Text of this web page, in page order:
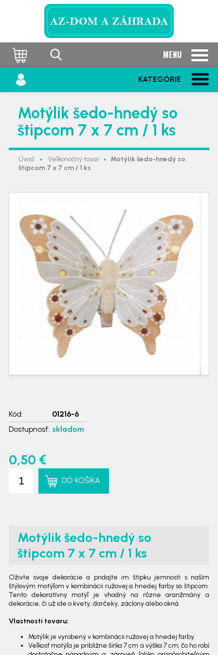
MENU
KATEGÓRIE
Motýlik šedo-hnedý so
štipcom 7 x 7 cm / 1 ks
Úvod Veľkonočný tovar
Motýlik šedo-hnedý so
štipcom 7 x 7 cm / 1 ks
Kód:
01216-6
Dostupnosť: skladom
0,50 €
DO KOŠÍKA
Motýlik šedo-hnedý so
štipcom 7 x 7 cm / 1 ks
Oživte svoje dekorácie a pridajte im štipku jemnosti s naším
štýlovým motýľom v kombinácii ružovej a hnedej farby so štipcom.
Tento dekoratívny motýľ je vhodný na rôzne aranžmány a
dekorácie, či už ide o kvety, darčeky, záclony alebo okná.
Vlastnosti tovaru:
Motýlik je vyrobený v kombinácii ružovej a hnedej farby.
Veľkosť motýľa je približne šírka 7 cm a výška 7 cm, čo ho robí